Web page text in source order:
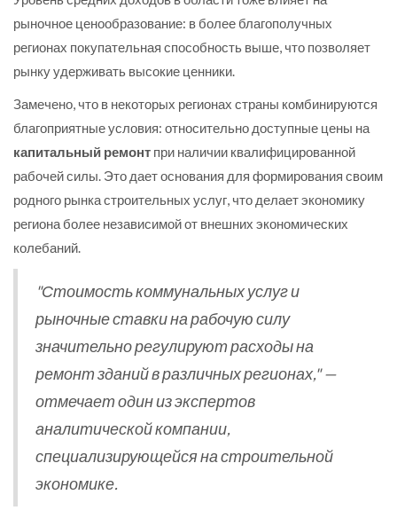
рыночное ценообразование: в более благополучных
регионах покупательная способность выше, что позволяет
рынку удерживать высокие ценники.
Замечено, что в некоторых регионах страны комбинируются
благоприятные условия: относительно доступные цены на
капитальный ремонт при наличии квалифицированной
рабочей силы. Это дает основания для формирования своим
родного рынка строительных услуг, что делает экономику
региона более независимой от внешних экономических
колебаний.
"Стоимость коммунальных услуг и
рыночные ставки на рабочую силу
значительно регулируют расходы на
ремонт зданий в различных регионах," —
отмечает один из экспертов
аналитической компании,
специализирующейся на строительной
экономике.